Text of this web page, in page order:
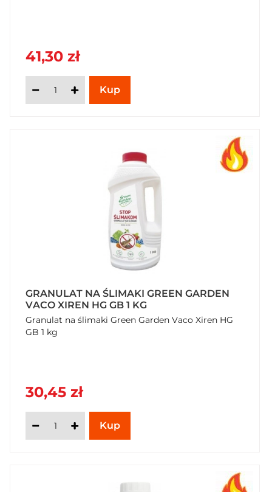
41,30 zł
GRANULAT NA ŚLIMAKI GREEN GARDEN
VACO XIREN HG GB 1 KG
Granulat na ślimaki Green Garden Vaco Xiren HG
GB 1 kg
30,45 zł